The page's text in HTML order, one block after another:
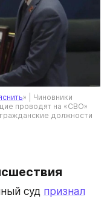
» | Чиновники
проводят на «СВО»
должности
суд признал